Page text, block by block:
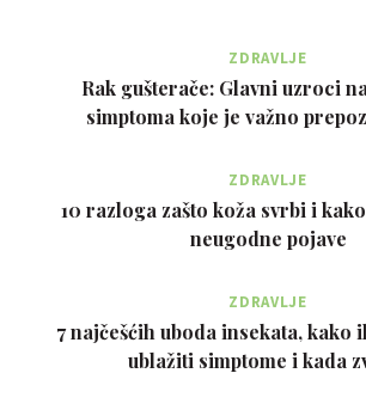
ZDRAVLJE
Rak gušterače: Glavni uzroci
simptoma koje je važno
ZDRAVLJE
10 razloga zašto koža svrbi i
neugodne pojave
ZDRAVLJE
7 najčešćih uboda insekata, kako
ublažiti simptome i kada